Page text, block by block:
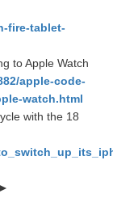
fire-tablet-
to Apple Watch
apple-code-
watch.html
with the 18